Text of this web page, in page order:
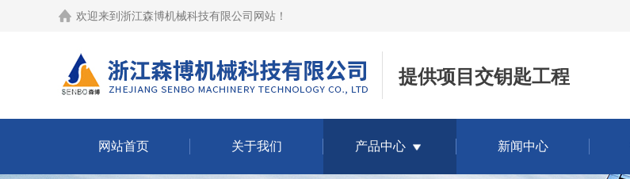
欢迎来到 浙江森博机械科技有限公司网站 ！
提供项目交钥匙工程
网站首页 关于我们 产品中心 新闻中心